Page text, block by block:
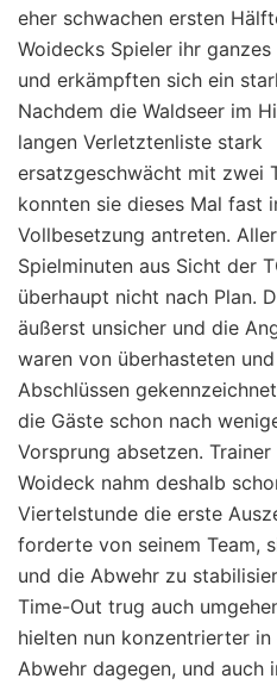
eher schwachen ersten
Woidecks Spieler ihr
und erkämpften sich ein
Nachdem die Waldseer im
langen Verletztenliste stark
ersatzgeschwächt mit zwei
konnten sie dieses Mal fast
Vollbesetzung antreten.
Spielminuten aus Sicht der
überhaupt nicht nach Plan.
äußerst unsicher und die
waren von überhasteten
Abschlüssen
die Gäste schon nach
Vorsprung absetzen. Trainer
Woideck nahm deshalb
Viertelstunde die erste
forderte von seinem Team,
und die Abwehr zu
Time-Out trug auch
hielten nun konzentrierter in
Abwehr dagegen, und auch